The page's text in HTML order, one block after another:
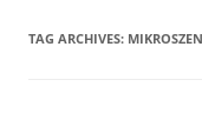
TAG ARCHIVES: